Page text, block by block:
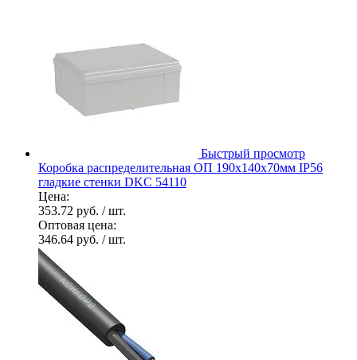
Быстрый просмотр
Коробка распределительная ОП 190х140х70мм IP56
гладкие стенки DKC 54110
Цена:
353.72 руб. / шт.
Оптовая цена:
346.64 руб. / шт.